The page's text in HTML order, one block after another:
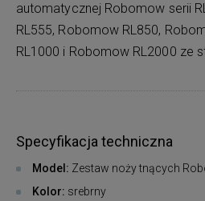
automatycznej Robomow serii
RL555, Robomow RL850,
RL1000 i Robomow RL2000 ze
Specyfikacja techniczna
Model: Zestaw noży tnących
Kolor: srebrny